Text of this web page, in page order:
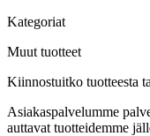
Kategoriat
Muut tuotteet
Kiinnostuitko tuotteesta
Asiakaspalvelumme
auttavat tuotteidemme